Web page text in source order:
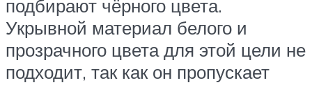
подбирают чёрного цвета.
Укрывной материал белого и
прозрачного цвета для этой цели не
подходит, так как он пропускает